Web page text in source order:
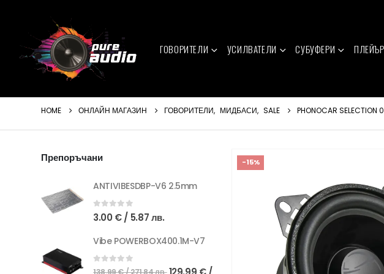
ГОВОРИТЕЛИ УСИЛВАТЕЛИ СУБУФЕРИ
HOME ОНЛАЙН МАГАЗИН ГОВОРИТЕЛИ, МИДБАСИ, SALE PHONOCAR SELECTION
-15%
Препоръчани
ANTIVIBESDBP-V6 2.5mm
0out of 5
3.00 €/ 5.87 лв.
Vibe POWERBOX400.1M-V7
0out of 5
138.99€/ 271.84 лв.Original